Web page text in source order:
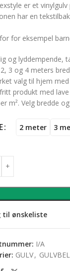
er et
har en
for eksempel
og lyddempende,
2, 3 og 4 meters
valg til hjem
produkt med
m². Velg bredde
2 meter 3
til ønskeliste
I/A
GULV,